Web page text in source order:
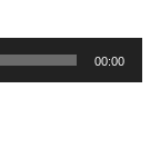
00:00